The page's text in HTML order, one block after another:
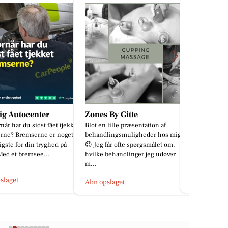
By Gitte
præsentation af
hos mig
ofte spørgsmålet om,
jeg udøver
Byens Tandklinik i Struer
Åbn opslaget